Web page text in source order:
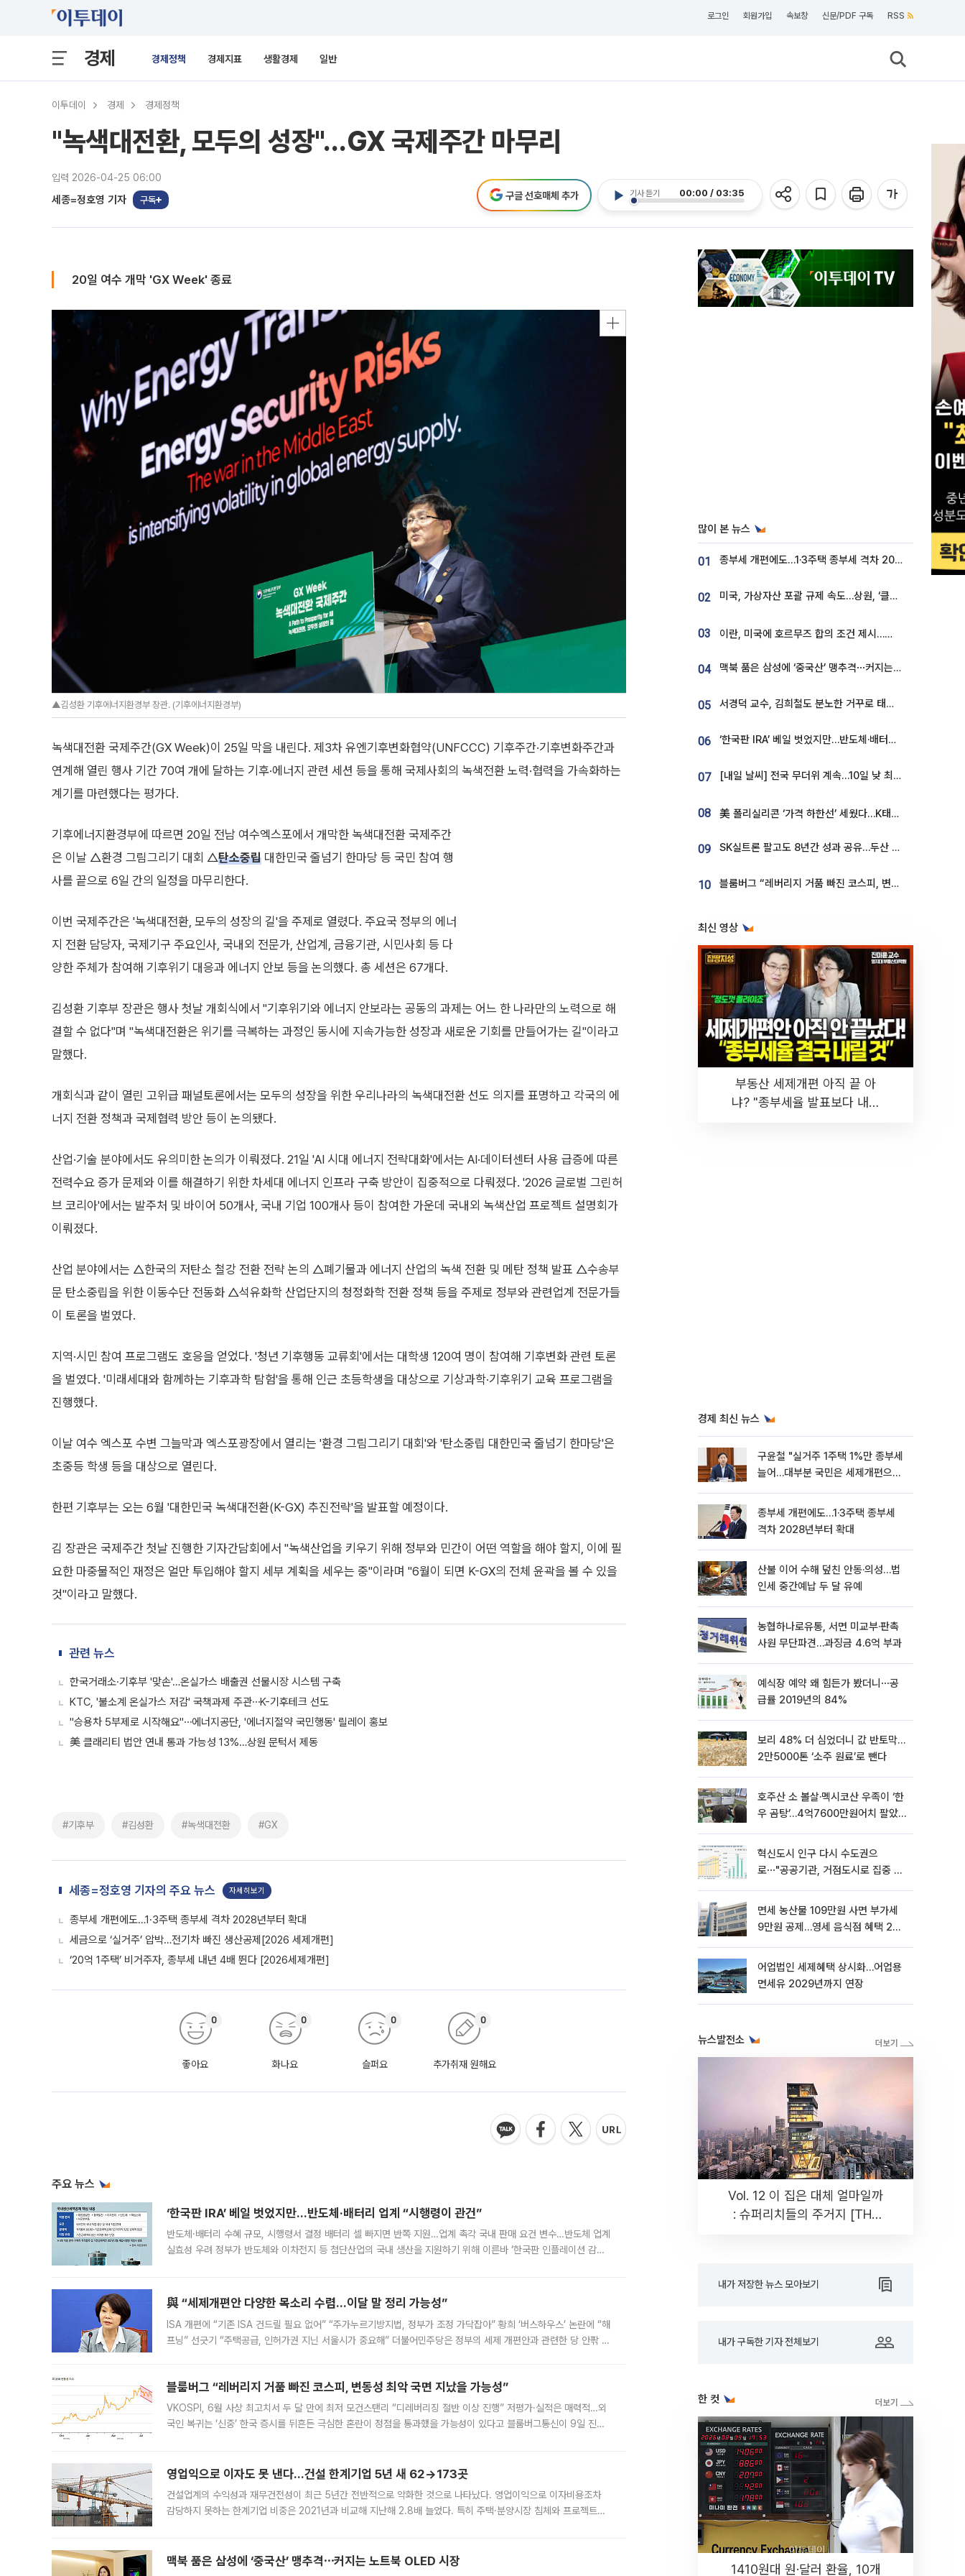
로그인 회원가입 속보창 신문/PDF 구독 RSS
경제 경제정책 경제지표 생활경제 일반
이투데이 경제 경제정책
"녹색대전환, 모두의 성장"…GX 국제주간 마무리
입력 2026-04-25 06:00
세종=정호영 기자 구독
기사 듣기 00:00 / 03:35
구글 선호매체 추가
20일 여수 개막 'GX Week' 종료
▲김성환 기후에너지환경부 장관. (기후에너지환경부)
녹색대전환 국제주간(GX Week)이 25일 막을 내린다. 제3차 유엔기후변화협약(UNFCCC) 기후주간·기후변화주간과
연계해 열린 행사 기간 70여 개에 달하는 기후·에너지 관련 세션 등을 통해 국제사회의 녹색전환 노력·협력을 가속화하는
계기를 마련했다는 평가다.
기후에너지환경부에 따르면 20일 전남 여수엑스포에서 개막한 녹색대전환 국제주간
은 이날 △환경 그림그리기 대회 △탄소중립 대한민국 줄넘기 한마당 등 국민 참여 행
사를 끝으로 6일 간의 일정을 마무리한다.
이번 국제주간은 '녹색대전환, 모두의 성장의 길'을 주제로 열렸다. 주요국 정부의 에너
지 전환 담당자, 국제기구 주요인사, 국내외 전문가, 산업계, 금융기관, 시민사회 등 다
양한 주체가 참여해 기후위기 대응과 에너지 안보 등을 논의했다. 총 세션은 67개다.
김성환 기후부 장관은 행사 첫날 개회식에서 "기후위기와 에너지 안보라는 공동의 과제는 어느 한 나라만의 노력으로 해
결할 수 없다"며 "녹색대전환은 위기를 극복하는 과정인 동시에 지속가능한 성장과 새로운 기회를 만들어가는 길"이라고
말했다.
개회식과 같이 열린 고위급 패널토론에서는 모두의 성장을 위한 우리나라의 녹색대전환 선도 의지를 표명하고 각국의 에
너지 전환 정책과 국제협력 방안 등이 논의됐다.
산업·기술 분야에서도 유의미한 논의가 이뤄졌다. 21일 'AI 시대 에너지 전략대화'에서는 AI·데이터센터 사용 급증에 따른
전력수요 증가 문제와 이를 해결하기 위한 차세대 에너지 인프라 구축 방안이 집중적으로 다뤄졌다. '2026 글로벌 그린허
브 코리아'에서는 발주처 및 바이어 50개사, 국내 기업 100개사 등이 참여한 가운데 국내외 녹색산업 프로젝트 설명회가
이뤄졌다.
산업 분야에서는 △한국의 저탄소 철강 전환 전략 논의 △폐기물과 에너지 산업의 녹색 전환 및 메탄 정책 발표 △수송부
문 탄소중립을 위한 이동수단 전동화 △석유화학 산업단지의 청정화학 전환 정책 등을 주제로 정부와 관련업계 전문가들
이 토론을 벌였다.
지역·시민 참여 프로그램도 호응을 얻었다. '청년 기후행동 교류회'에서는 대학생 120여 명이 참여해 기후변화 관련 토론
을 벌였다. '미래세대와 함께하는 기후과학 탐험'을 통해 인근 초등학생을 대상으로 기상과학·기후위기 교육 프로그램을
진행했다.
이날 여수 엑스포 수변 그늘막과 엑스포광장에서 열리는 '환경 그림그리기 대회'와 '탄소중립 대한민국 줄넘기 한마당'은
초중등 학생 등을 대상으로 열린다.
한편 기후부는 오는 6월 '대한민국 녹색대전환(K-GX) 추진전략'을 발표할 예정이다.
김 장관은 국제주간 첫날 진행한 기자간담회에서 "녹색산업을 키우기 위해 정부와 민간이 어떤 역할을 해야 할지, 이에 필
요한 마중물적인 재정은 얼만 투입해야 할지 세부 계획을 세우는 중"이라며 "6월이 되면 K-GX의 전체 윤곽을 볼 수 있을
것"이라고 말했다.
관련 뉴스
한국거래소·기후부 '맞손'…온실가스 배출권 선물시장 시스템 구축
KTC, '불소계 온실가스 저감' 국책과제 주관⋯K-기후테크 선도
"승용차 5부제로 시작해요"⋯에너지공단, '에너지절약 국민행동' 릴레이 홍보
美 클래리티 법안 연내 통과 가능성 13%…상원 문턱서 제동
#기후부 #김성환 #녹색대전환 #GX
세종=정호영 기자의 주요 뉴스 자세히보기
종부세 개편에도…1·3주택 종부세 격차 2028년부터 확대
세금으로 ‘실거주’ 압박…전기차 빠진 생산공제[2026 세제개편]
‘20억 1주택’ 비거주자, 종부세 내년 4배 뛴다 [2026세제개편]
좋아요
0
화나요
0
슬퍼요
0
추가취재 원해요
0
주요 뉴스
‘한국판 IRA’ 베일 벗었지만…반도체·배터리 업계 “시행령이 관건”
반도체·배터리 수혜 규모, 시행령서 결정 배터리 셀 빠지면 반쪽 지원…업계 촉각 국내 판매 요건 변수…반도체 업계
실효성 우려 정부가 반도체와 이차전지 등 첨단산업의 국내 생산을 지원하기 위해 이른바 ‘한국판 인플레이션 감축
與 “세제개편안 다양한 목소리 수렴…이달 말 정리 가능성”
ISA 개편에 “기존 ISA 건드릴 필요 없어” “주가누르기방지법, 정부가 조정 가닥잡아” 황희 ‘버스하우스’ 논란에 “해
프닝” 선긋기 “주택공급, 인허가권 지닌 서울시가 중요해” 더불어민주당은 정부의 세제 개편안과 관련한 당 안팎 의
블룸버그 “레버리지 거품 빠진 코스피, 변동성 최악 국면 지났을 가능성”
VKOSPI, 6월 사상 최고치서 두 달 만에 최저 모건스탠리 “디레버리징 절반 이상 진행” 저평가·실적은 매력적…외
국인 복귀는 ‘신중’ 한국 증시를 뒤흔든 극심한 혼란이 정점을 통과했을 가능성이 있다고 블룸버그통신이 9일 진단
영업익으로 이자도 못 낸다…건설 한계기업 5년 새 62→173곳
건설업계의 수익성과 재무건전성이 최근 5년간 전반적으로 악화한 것으로 나타났다. 영업이익으로 이자비용조차
감당하지 못하는 한계기업 비중은 2021년과 비교해 지난해 2.8배 늘었다. 특히 주택·분양시장 침체와 프로젝트파
맥북 품은 삼성에 ‘중국산’ 맹추격⋯커지는 노트북 OLED 시장
많이 본 뉴스
01 종부세 개편에도…1·3주택 종부세 격차 2028년부터 확대
02 미국, 가상자산 포괄 규제 속도…상원, ‘클래리티법’ 9월 절차투표 추진
03 이란, 미국에 호르무즈 합의 조건 제시…美 “경기 아직 안 끝나” [종합]
04 맥북 품은 삼성에 ‘중국산’ 맹추격⋯커지는 노트북 OLED 시장
05 서경덕 교수, 김희철도 분노한 거꾸로 태극기⋯"엉터리는 아냐, 아쉬울 뿐"
06 ‘한국판 IRA’ 베일 벗었지만…반도체·배터리 업계 “시행령이 관건”
07 [내일 날씨] 전국 무더위 계속…10일 낮 최고 34도 육박
08 美 폴리실리콘 ‘가격 하한선’ 세웠다…K태양광 수혜 기대
09 SK실트론 팔고도 8년간 성과 공유…두산 인수대금 2.3조가 끝 아냐
10 블룸버그 “레버리지 거품 빠진 코스피, 변동성 최악 국면 지났을 가능성”
최신 영상
부동산 세제개편 아직 끝 아
냐? "종부세율 발표보다 내릴
경제 최신 뉴스
구윤철 "실거주 1주택 1%만 종부세
늘어…대부분 국민은 세제개편으로
종부세 개편에도…1·3주택 종부세
격차 2028년부터 확대
산불 이어 수해 덮친 안동·의성…법
인세 중간예납 두 달 유예
농협하나로유통, 서면 미교부·판촉
사원 무단파견…과징금 4.6억 부과
예식장 예약 왜 힘든가 봤더니⋯공
급률 2019년의 84%
보리 48% 더 심었더니 값 반토막…
2만5000톤 ‘소주 원료’로 뺀다
호주산 소 볼살·멕시코산 우족이 ‘한
우 곰탕’…4억7600만원어치 팔았
혁신도시 인구 다시 수도권으
로⋯"공공기관, 거점도시로 집중 이
면세 농산물 109만원 사면 부가세
9만원 공제…영세 음식점 혜택 2년
어업법인 세제혜택 상시화…어업용
면세유 2029년까지 연장
뉴스발전소
Vol. 12 이 집은 대체 얼마일까
: 슈퍼리치들의 주거지 [THE
내가 저장한 뉴스 모아보기
내가 구독한 기자 전체보기
한 컷
1410원대 원·달러 환율, 10개